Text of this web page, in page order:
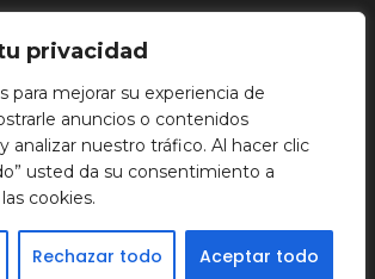
privacidad
para mejorar su experiencia de
anuncios o contenidos
analizar nuestro tráfico. Al hacer clic
usted da su consentimiento a
cookies.
Rechazar todo Aceptar todo
Asóciate.
Contacto.
Política de Privacidad.
Política de
Cookies.